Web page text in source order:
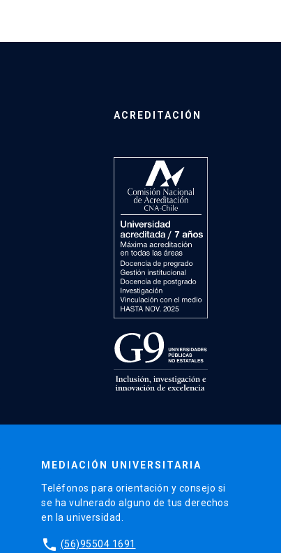
ACREDITACIÓN
MEDIACIÓN UNIVERSITARIA
Teléfonos para orientación y consejo si
se ha vulnerado alguno de tus derechos
en la universidad.
phone (56)95504 1691